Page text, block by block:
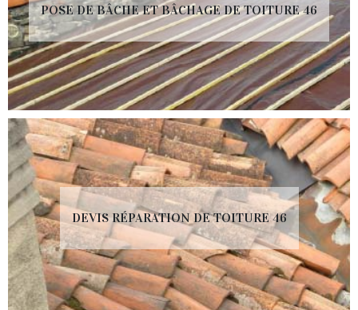
POSE DE BÂCHE ET BÂCHAGE DE TOITURE 46
DEVIS RÉPARATION DE TOITURE 46